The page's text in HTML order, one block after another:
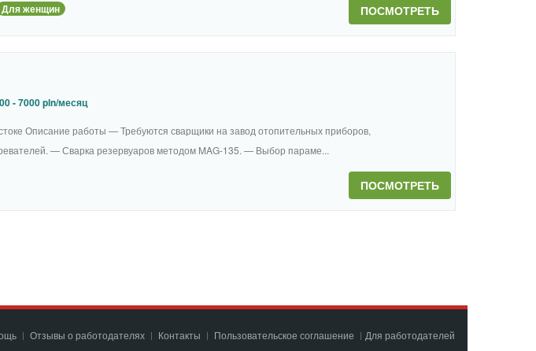
Для женщин ПОСМОТРЕТЬ
- 7000 pln/месяц
Описание работы — Требуются сварщики на завод отопительных приборов,
— Сварка резервуаров методом MAG-135. — Выбор параме...
ПОСМОТРЕТЬ
Отзывы о работодателях Контакты Пользовательское соглашение Для работодателей